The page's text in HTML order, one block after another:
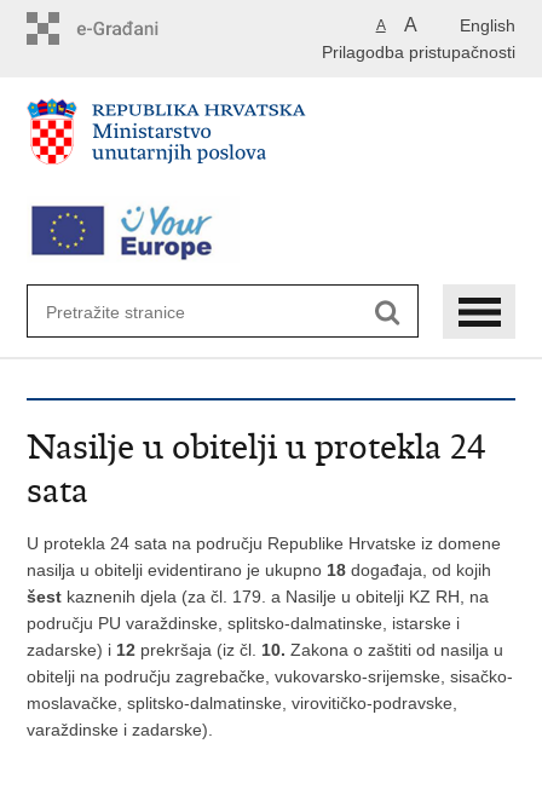
English
A A
Prilagodba pristupačnosti
Nasilje u obitelji u protekla 24
sata
U protekla 24 sata na području Republike Hrvatske iz domene
nasilja u obitelji evidentirano je ukupno 18 događaja, od kojih
šest kaznenih djela (za čl. 179. a Nasilje u obitelji KZ RH, na
području PU varaždinske, splitsko-dalmatinske, istarske i
zadarske) i 12 prekršaja (iz čl. 10. Zakona o zaštiti od nasilja u
obitelji na području zagrebačke, vukovarsko-srijemske, sisačko-
moslavačke, splitsko-dalmatinske, virovitičko-podravske,
varaždinske i zadarske).